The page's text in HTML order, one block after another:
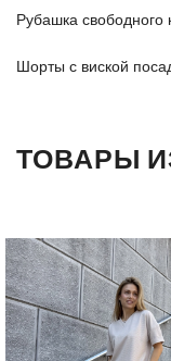
Рубашка свободного
Шорты с виской
ТОВАРЫ